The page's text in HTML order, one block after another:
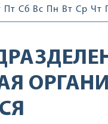
Пт Сб Вс Пн Вт Ср Чт